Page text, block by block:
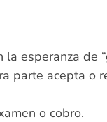
esperanza de
parte acepta o
o cobro.